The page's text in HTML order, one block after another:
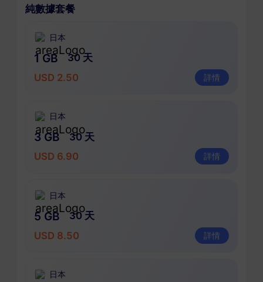
純數據套餐
日本
1 GB
30 天
USD 2.50
詳情
日本
3 GB
30 天
USD 6.90
詳情
日本
5 GB
30 天
USD 8.50
詳情
日本